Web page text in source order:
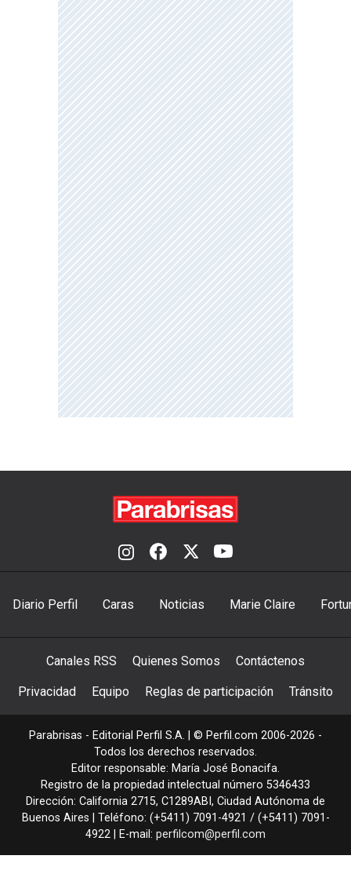
Diario Perfil Caras Noticias Marie Claire
Canales RSS Quienes Somos Contáctenos
Privacidad Equipo Reglas de participación Tránsito
Parabrisas - Editorial Perfil S.A. | © Perfil.com 2006-2026 -
Todos los derechos reservados.
Editor responsable: María José Bonacifa.
Registro de la propiedad intelectual número 5346433
Dirección: California 2715, C1289ABI , Ciudad Autónoma de
Buenos Aires | Teléfono: (+5411) 7091-4921 / (+5411) 7091-
4922 | E-mail: perfilcom@perfil.com